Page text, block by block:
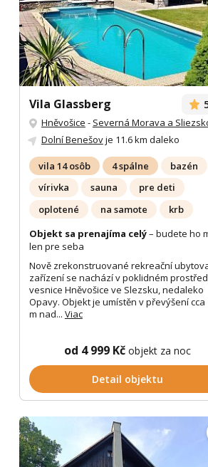
Vila Glassberg
Hněvošice - Severná Morava a
Dolní Benešovje 11.6 km daleko
vila 14 osôb 4 spálne
bazén
vírivka
sauna
pre deti
oplotené
na samote
krb
Objekt sa prenajíma celý– budete ho
len pre seba
Nově zrekonstruované rekreační
zařízení se nachází v poklidném
vesnice Hněvošice ve Slezsku, nedaleko
Opavy. Objekt je umístěn v převýšení cca
m nad... Viac
od 4 999 Kčobjekt za noc
Detail objektu